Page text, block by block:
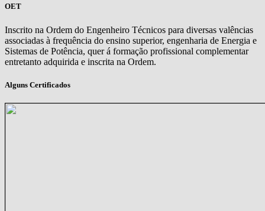
OET
Inscrito na Ordem do Engenheiro Técnicos para diversas valências
associadas à frequência do ensino superior, engenharia de Energia e
Sistemas de Potência, quer á formação profissional complementar
entretanto adquirida e inscrita na Ordem.
Alguns Certificados